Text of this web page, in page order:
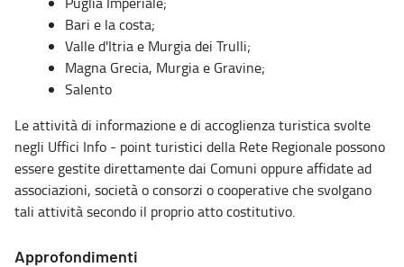
Bari e la costa;
Valle d'Itria e Murgia dei Trulli;
Magna Grecia, Murgia e Gravine;
Salento
Le attività di informazione e di accoglienza turistica svolte
negli Uffici Info - point turistici della Rete Regionale possono
essere gestite direttamente dai Comuni oppure affidate ad
associazioni, società o consorzi o cooperative che svolgano
tali attività secondo il proprio atto costitutivo.
Approfondimenti